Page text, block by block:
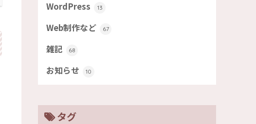
WordPress 13
Web制作など 67
雑記 68
お知らせ 10
タグ